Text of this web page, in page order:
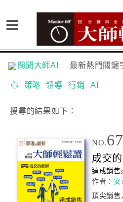
問問大師AI 最新熱門關鍵
心 策略 領導 行銷 AI
搜尋的結果如下：
NO.
成交
達成銷售
作者： 安
頂尖銷售